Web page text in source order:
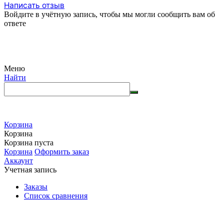
Написать отзыв
Войдите в учётную запись, чтобы мы могли сообщить вам об
ответе
Меню
Найти
Корзина
Корзина
Корзина пуста
Корзина Оформить заказ
Аккаунт
Учетная запись
Заказы
Список сравнения